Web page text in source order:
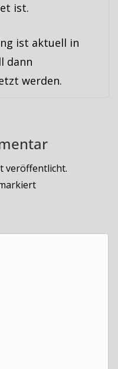
ist.
ist aktuell in
dann
werden.
veröffentlicht.